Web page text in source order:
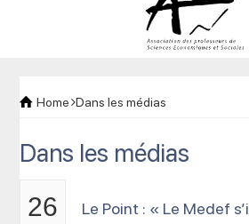
Home Dans les médias
Dans les médias
26
Le Point : « Le Medef